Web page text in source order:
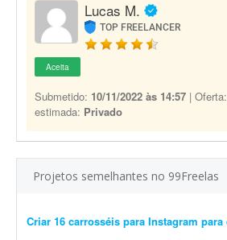
Lucas M.
TOP FREELANCER
Aceita
Submetido: 10/11/2022 às 14:57 | Oferta:
estimada: Privado
Projetos semelhantes no 99Freelas